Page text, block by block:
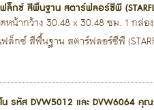
ฟล็กซ์ สีพื้นฐาน สตาร์ฟลอร์ซีพี
ดหน้ากว้าง 30.48 x 30.48 ซม. 1 ก
ฟล็กซ์ สีพื้นฐาน สตาร์ฟลอร์ซีพี
โน รหัส DVW5012 และ DVW6064